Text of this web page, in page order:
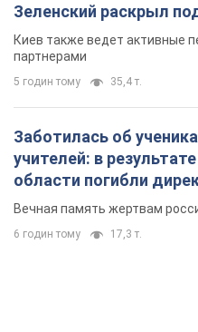
Зеленский раскрыл
Киев также ведет активные
партнерами
5 годин тому 35,4 т.
Заботилась об
учителей: в
области погибли
муж и внук
Вечная память жертвам
6 годин тому 17,3 т.